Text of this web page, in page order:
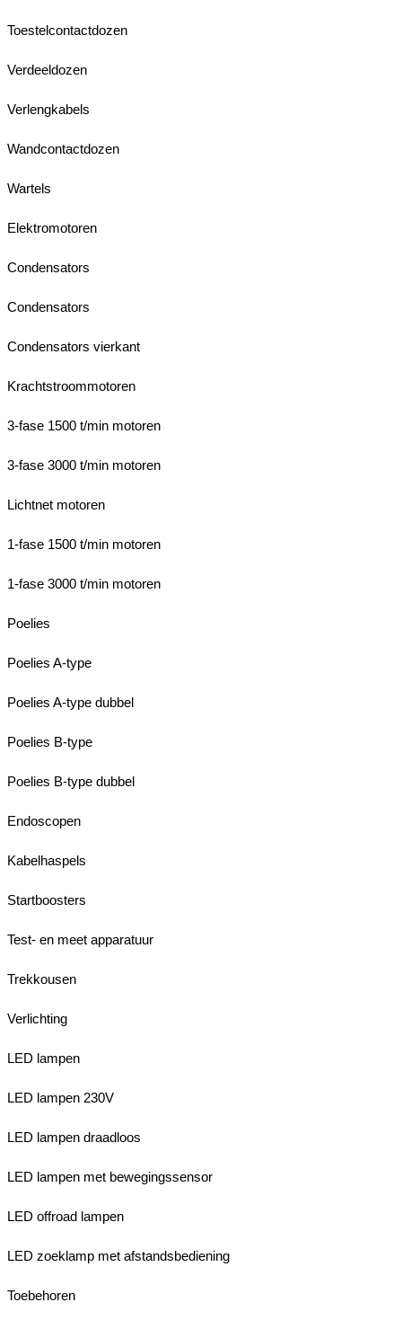
Toestelcontactdozen
Verdeeldozen
Verlengkabels
Wandcontactdozen
Wartels
Elektromotoren
Condensators
Condensators
Condensators vierkant
Krachtstroommotoren
3-fase 1500 t/min motoren
3-fase 3000 t/min motoren
Lichtnet motoren
1-fase 1500 t/min motoren
1-fase 3000 t/min motoren
Poelies
Poelies A-type
Poelies A-type dubbel
Poelies B-type
Poelies B-type dubbel
Endoscopen
Kabelhaspels
Startboosters
Test- en meet apparatuur
Trekkousen
Verlichting
LED lampen
LED lampen 230V
LED lampen draadloos
LED lampen met bewegingssensor
LED offroad lampen
LED zoeklamp met afstandsbediening
Toebehoren